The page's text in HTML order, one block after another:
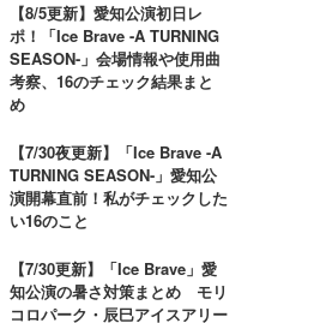
【8/5更新】愛知公演初日レ
ポ！「Ice Brave -A TURNING
SEASON-」会場情報や使用曲
考察、16のチェック結果まと
め
【7/30夜更新】「Ice Brave -A
TURNING SEASON-」愛知公
演開幕直前！私がチェックした
い16のこと
【7/30更新】「Ice Brave」愛
知公演の暑さ対策まとめ モリ
コロパーク・辰巳アイスアリー